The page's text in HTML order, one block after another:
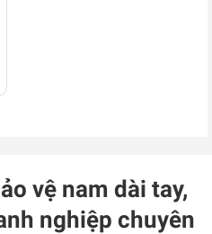
vệ nam dài tay,
nghiệp chuyên